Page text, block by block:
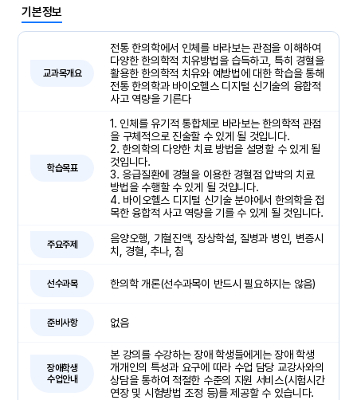
기본정보
교과목개요
전통 한의학에서 인체를 바라보는 관점을 이해하여
다양한 한의학적 치유방법을 습득하고, 특히 경혈을
활용한 한의학적 치유와 예방법에 대한 학습을 통해
전통 한의학과 바이오헬스 디지털 신기술의 융합적
사고 역량을 기른다
학습목표
1. 인체를 유기적 통합체로 바라보는 한의학적 관점
을 구체적으로 진술할 수 있게 될 것입니다.
2. 한의학의 다양한 치료 방법을 설명할 수 있게 될
것입니다.
3. 응급질환에 경혈을 이용한 경혈점 압박의 치료
방법을 수행할 수 있게 될 것입니다.
4. 바이오헬스 디지털 신기술 분야에서 한의학을 접
목한 융합적 사고 역량을 기를 수 있게 될 것입니다.
주요주제
음양오행, 기혈진액, 장상학설, 질병과 병인, 변증시
치, 경혈, 추나, 침
선수과목 한의학 개론(선수과목이 반드시 필요하지는 않음)
준비사항 없음
장애학생
수업안내
본 강의를 수강하는 장애 학생들에게는 장애 학생
개개인의 특성과 요구에 따라 수업 담당 교강사와의
상담을 통하여 적절한 수준의 지원 서비스(시험시간
연장 및 시험방법 조정 등)를 제공할 수 있습니다.